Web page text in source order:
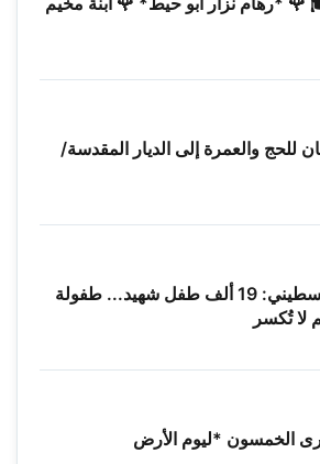
للحج والعمرة إلى الديار المقدسة/
في يوم الطفل الفلسطيني: 19 ألف طفل شهيد... طفولة
لا تُكسر
1976 الذكرى الخمسون *ليوم الأرض